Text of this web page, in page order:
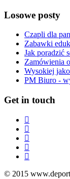
Losowe posty
Czapli dla
Zabawki
Jak poradzić
Zamówienia
Wysokiej
PM Biuro -
Get in touch
© 2015